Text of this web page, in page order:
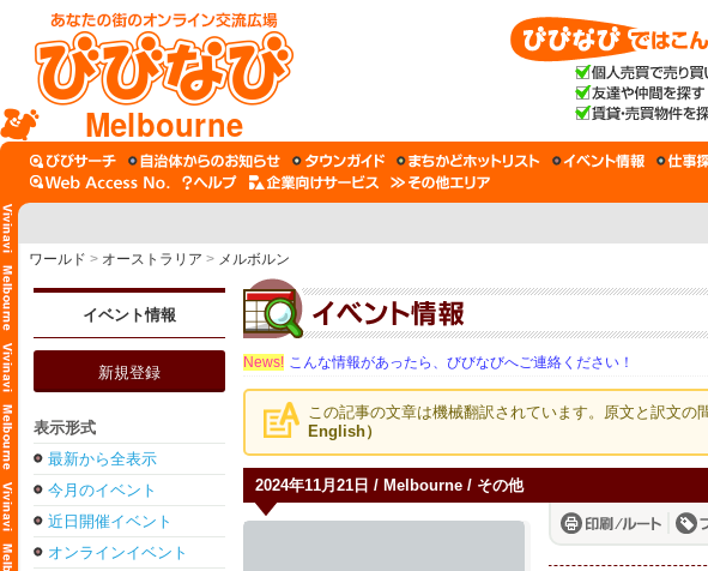
Melbourne
ワールド > オーストラリア > メルボルン
イベント情報
新規登録
表示形式
最新から全表示
今月のイベント
近日開催イベント
オンラインイベント
News! こんな情報があったら、びびなびへご連絡ください！
この記事の文章は機械翻訳されています。原文と訳文の
English）
2024年11月21日 / Melbourne / その他